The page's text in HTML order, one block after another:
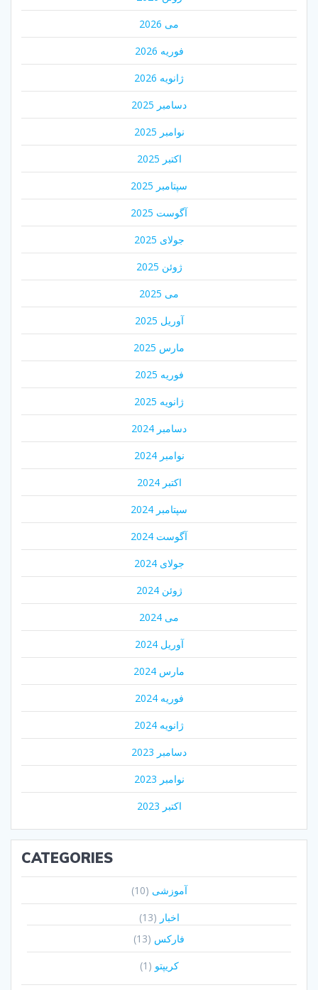
می 2026
فوریه 2026
ژانویه 2026
دسامبر 2025
نوامبر 2025
اکتبر 2025
سپتامبر 2025
آگوست 2025
جولای 2025
ژوئن 2025
می 2025
آوریل 2025
مارس 2025
فوریه 2025
ژانویه 2025
دسامبر 2024
نوامبر 2024
اکتبر 2024
سپتامبر 2024
آگوست 2024
جولای 2024
ژوئن 2024
می 2024
آوریل 2024
مارس 2024
فوریه 2024
ژانویه 2024
دسامبر 2023
نوامبر 2023
اکتبر 2023
CATEGORIES
آموزشی (10)
اخبار (13)
فارکس (13)
کریپتو (1)